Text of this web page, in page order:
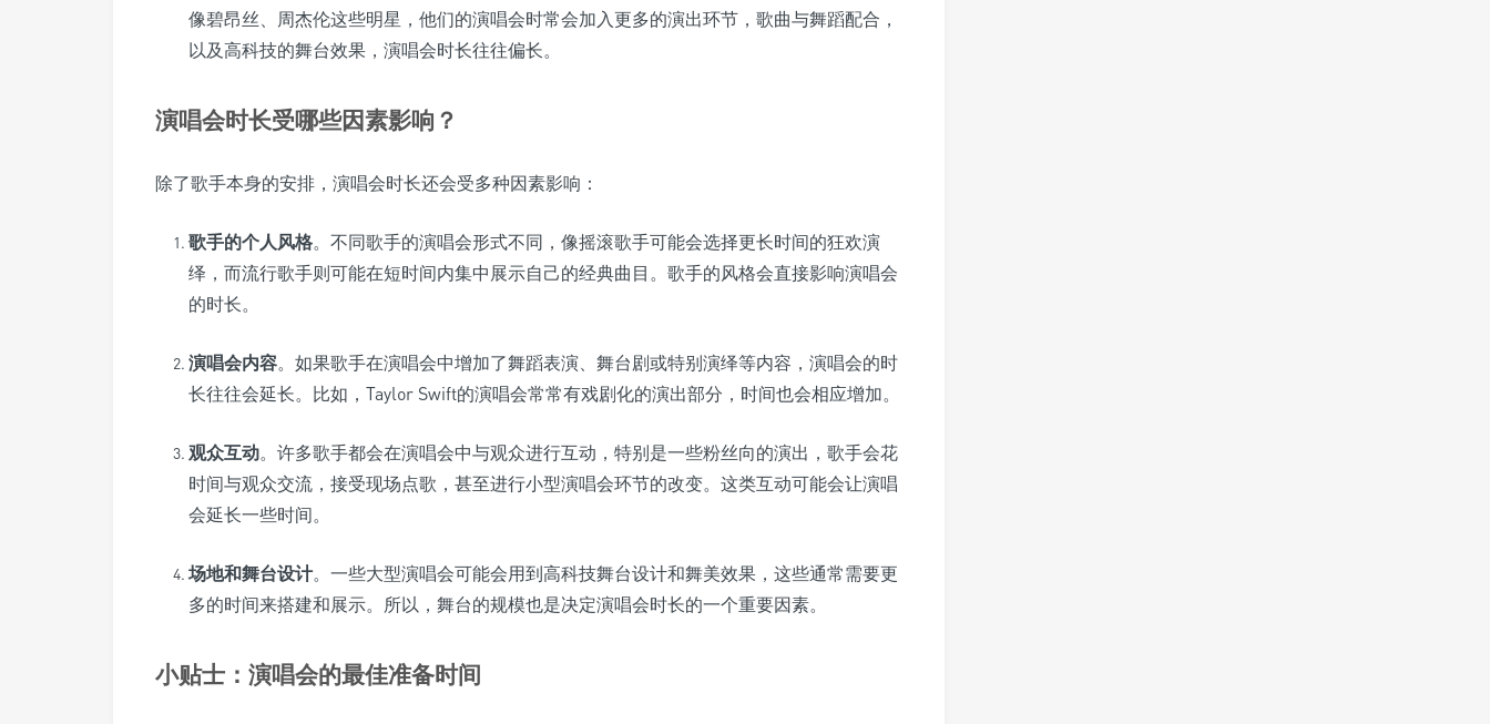
像碧昂丝、周杰伦这些明星，他们的演唱会时常会加入更多的演出环节，歌曲与舞蹈配合，
以及高科技的舞台效果，演唱会时长往往偏长。
演唱会时长受哪些因素影响？
除了歌手本身的安排，演唱会时长还会受多种因素影响：
歌手的个人风格。不同歌手的演唱会形式不同，像摇滚歌手可能会选择更长时间的狂欢演
绎，而流行歌手则可能在短时间内集中展示自己的经典曲目。歌手的风格会直接影响演唱会
的时长。
演唱会内容。如果歌手在演唱会中增加了舞蹈表演、舞台剧或特别演绎等内容，演唱会的时
长往往会延长。比如，Taylor Swift的演唱会常常有戏剧化的演出部分，时间也会相应增加。
观众互动。许多歌手都会在演唱会中与观众进行互动，特别是一些粉丝向的演出，歌手会花
时间与观众交流，接受现场点歌，甚至进行小型演唱会环节的改变。这类互动可能会让演唱
会延长一些时间。
场地和舞台设计。一些大型演唱会可能会用到高科技舞台设计和舞美效果，这些通常需要更
多的时间来搭建和展示。所以，舞台的规模也是决定演唱会时长的一个重要因素。
小贴士：演唱会的最佳准备时间